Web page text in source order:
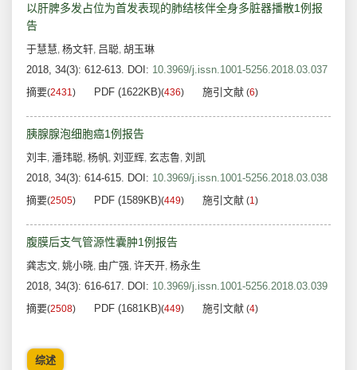
以肝脾多发占位为首发表现的肺结核伴全身多脏器播散1例报
告
于慧慧, 杨文轩, 吕聪, 胡玉琳
2018, 34(3): 612-613. DOI: 10.3969/j.issn.1001-5256.2018.03.037
摘要(2431) PDF (1622KB)(436) 施引文献 (6)
胰腺腺泡细胞癌1例报告
刘丰, 潘玮聪, 杨帆, 刘亚辉, 玄志鲁, 刘凯
2018, 34(3): 614-615. DOI: 10.3969/j.issn.1001-5256.2018.03.038
摘要(2505) PDF (1589KB)(449) 施引文献 (1)
腹膜后支气管源性囊肿1例报告
龚志文, 姚小晓, 由广强, 许天开, 杨永生
2018, 34(3): 616-617. DOI: 10.3969/j.issn.1001-5256.2018.03.039
摘要(2508) PDF (1681KB)(449) 施引文献 (4)
综述